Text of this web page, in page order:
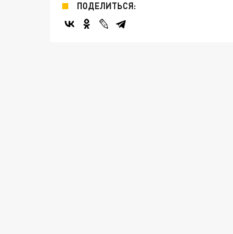
ПОДЕЛИТЬСЯ: